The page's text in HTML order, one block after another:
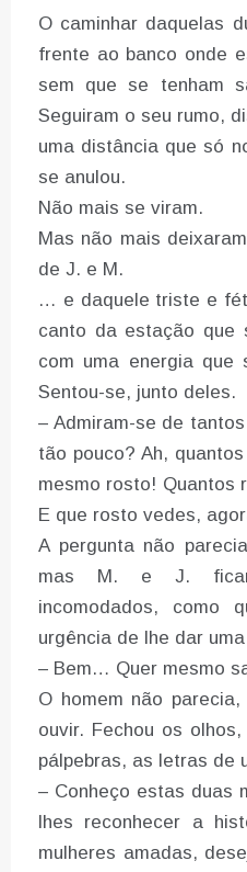
O caminhar daquelas
frente ao banco onde
sem que se tenham
Seguiram o seu rumo,
uma distância que só
se anulou.
Não mais se viram.
Mas não mais
de J. e M.
… e daquele triste e
canto da estação que
com uma energia que
Sentou-se, junto deles.
– Admiram-se de
tão pouco? Ah,
mesmo rosto! Quantos
E que rosto vedes,
A pergunta não
mas M. e J.
incomodados, como
urgência de lhe dar
– Bem… Quer mesmo
O homem não
ouvir. Fechou os
pálpebras, as letras de
– Conheço estas duas
lhes reconhecer a
mulheres amadas,